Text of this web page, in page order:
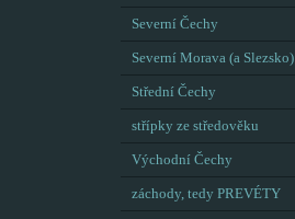
Severní Čechy
Severní Morava (a Slezsko)
Střední Čechy
střípky ze středověku
Východní Čechy
záchody, tedy PREVÉTY